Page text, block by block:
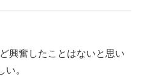
興奮したことはないと思い
。